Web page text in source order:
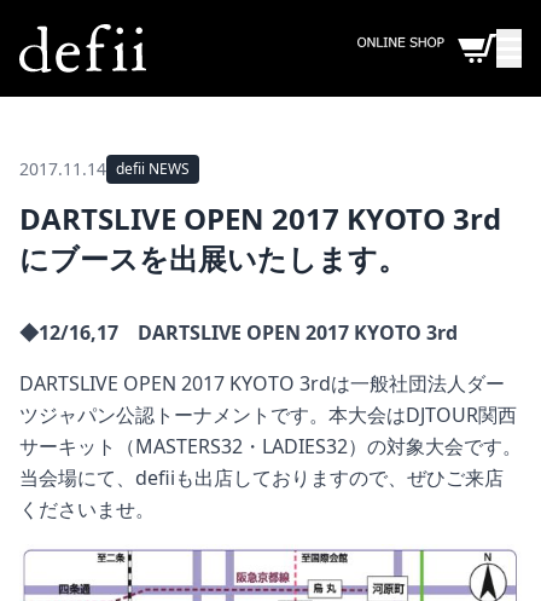
2017.11.14 defii NEWS
DARTSLIVE OPEN 2017 KYOTO 3rd
にブースを出展いたします。
◆12/16,17 DARTSLIVE OPEN 2017 KYOTO 3rd
DARTSLIVE OPEN 2017 KYOTO 3rdは一般社団法人ダー
ツジャパン公認トーナメントです。本大会はDJTOUR関西
サーキット（MASTERS32・LADIES32）の対象大会です。
当会場にて、defiiも出店しておりますので、ぜひご来店
くださいませ。